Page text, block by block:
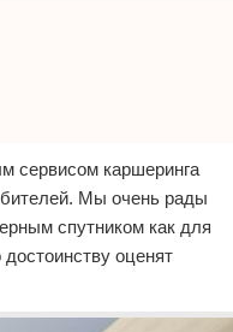
сервисом каршеринга
Мы очень рады
спутником как для
оценят